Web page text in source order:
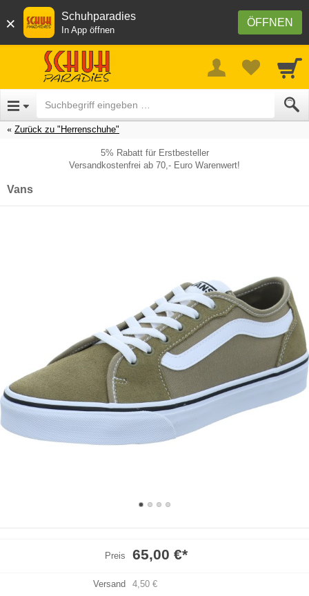
× ÖFFNEN
Schuhparadies
In App öffnen
Zurück zu "Herrenschuhe"
5% Rabatt für Erstbesteller
Versandkostenfrei ab 70,- Euro Warenwert!
Vans
Preis 65,00 €*
Versand 4,50 €